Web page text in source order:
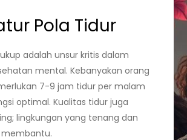
Pola Tidur
adalah unsur kritis dalam
mental. Kebanyakan orang
7-9 jam tidur per malam
optimal. Kualitas tidur juga
lingkungan yang tenang dan